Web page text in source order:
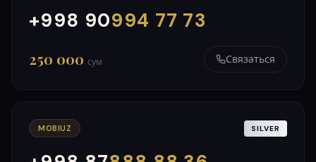
+998 90994 77 73
000
999
250 000 сум Связаться
MOBIUZ SILVER